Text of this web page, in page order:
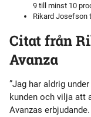
9 till minst 10
Rikard Josefson
Citat från
Avanza
”Jag har aldrig
kunden och vilja att
Avanzas